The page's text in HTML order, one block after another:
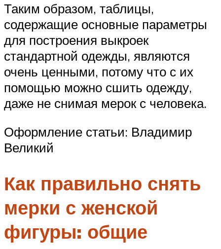
Таким образом, таблицы,
содержащие основные параметры
для построения выкроек
стандартной одежды, являются
очень ценными, потому что с их
помощью можно сшить одежду,
даже не снимая мерок с человека.
Оформление статьи: Владимир
Великий
Как правильно снять
мерки с женской
фигуры: общие